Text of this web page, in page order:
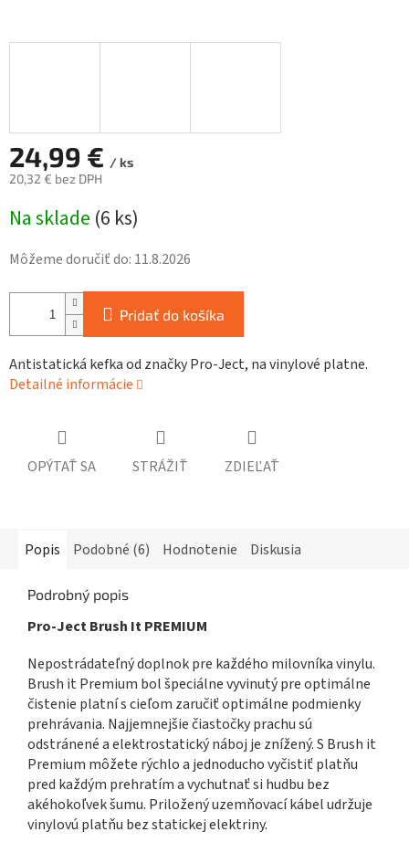
24,99 € / ks
20,32 € bez DPH
cena:
Na sklade (6 ks)
Môžeme doručiť do: 11.8.2026
Pridať do košíka
Antistatická kefka od značky Pro-Ject, na vinylové platne.
Detailné informácie
OPÝTAŤ SA STRÁŽIŤ ZDIEĽAŤ
Popis Podobné (6) Hodnotenie Diskusia
Podrobný popis
Pro-Ject Brush It PREMIUM
Nepostrádateľný doplnok pre každého milovníka vinylu.
Brush it Premium bol špeciálne vyvinutý pre optimálne
čistenie platní s cieľom zaručiť optimálne podmienky
prehrávania. Najjemnejšie čiastočky prachu sú
odstránené a elektrostatický náboj je znížený. S Brush it
Premium môžete rýchlo a jednoducho vyčistiť platňu
pred každým prehratím a vychutnať si hudbu bez
akéhokoľvek šumu. Priložený uzemňovací kábel udržuje
vinylovú platňu bez statickej elektriny.